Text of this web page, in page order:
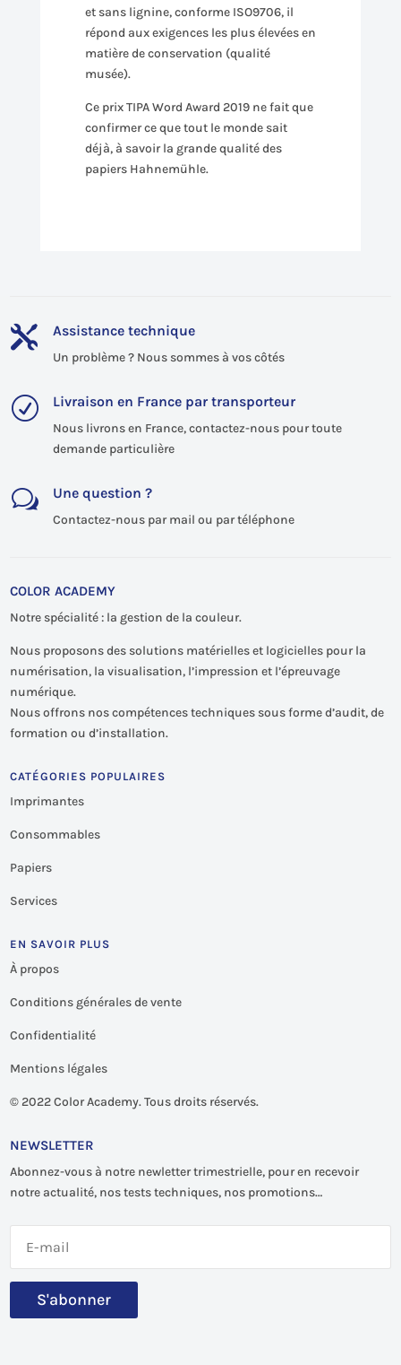
et sans lignine, conforme ISO9706, il
répond aux exigences les plus élevées en
matière de conservation (qualité
musée).
Ce prix TIPA Word Award 2019 ne fait que
confirmer ce que tout le monde sait
déjà, à savoir la grande qualité des
papiers Hahnemühle.
 Assistance technique
Un problème ? Nous sommes à vos côtés
R Livraison en France par transporteur
Nous livrons en France, contactez-nous pour toute
demande particulière
w Une question ?
Contactez-nous par mail ou par téléphone
COLOR ACADEMY
Notre spécialité : la gestion de la couleur.
Nous proposons des solutions matérielles et logicielles pour la
numérisation, la visualisation, l’impression et l’épreuvage
numérique.
Nous offrons nos compétences techniques sous forme d’audit, de
formation ou d’installation.
CATÉGORIES POPULAIRES
Imprimantes
Consommables
Papiers
Services
EN SAVOIR PLUS
À propos
Conditions générales de vente
Confidentialité
Mentions légales
© 2022 Color Academy. Tous droits réservés.
NEWSLETTER
Abonnez-vous à notre newletter trimestrielle, pour en recevoir
notre actualité, nos tests techniques, nos promotions…
S'abonner